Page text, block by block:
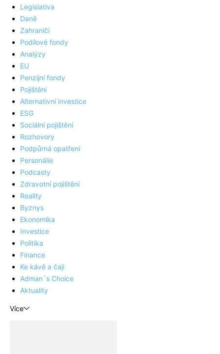
Legislativa
Daně
Zahraničí
Podílové fondy
Analýzy
EU
Penzijní fondy
Pojištění
Alternativní investice
ESG
Sociální pojištění
Rozhovory
Podpůrná opatření
Personálie
Podcasty
Zdravotní pojištění
Reality
Byznys
Ekonomika
Investice
Politika
Finance
Ke kávě a čaji
Adman´s Choice
Aktuality
Více